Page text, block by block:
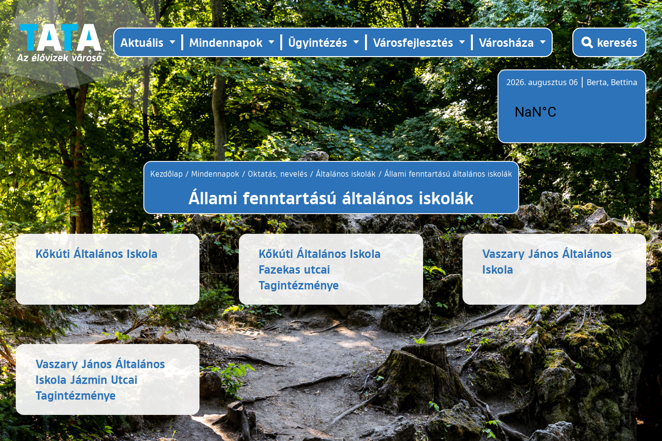
Aktuális Mindennapok Ügyintézés Városfejlesztés Városháza keresés
2026. augusztus 06
Berta, Bettina
Kezdőlap / Mindennapok / Oktatás, nevelés / Általános iskolák / Állami fenntartású általános iskolák
Állami fenntartású általános iskolák
Kőkúti Általános Iskola
Kőkúti Általános Iskola
Fazekas utcai
Tagintézménye
Vaszary János Általános
Iskola
Vaszary János Általános
Iskola Jázmin Utcai
Tagintézménye